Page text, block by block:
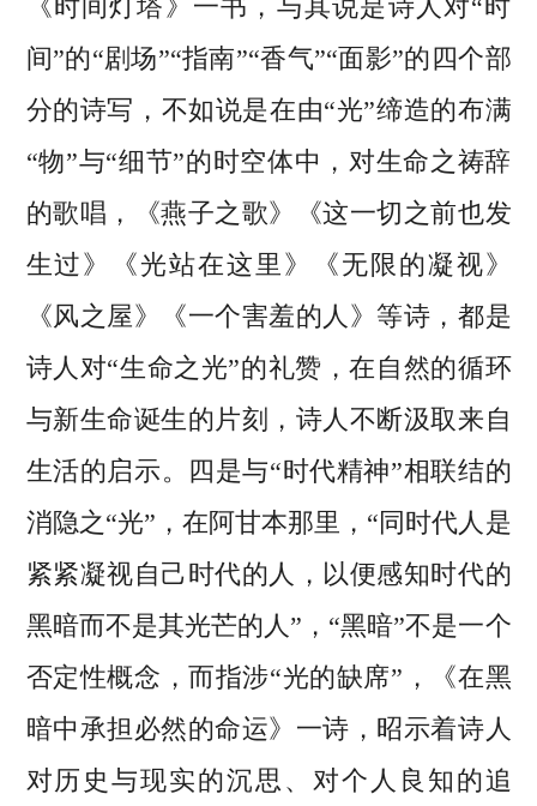
《时间灯塔》一书，与其说是诗人对“时
间”的“剧场”“指南”“香气”“面影”的四个部
分的诗写，不如说是在由“光”缔造的布满
“物”与“细节”的时空体中，对生命之祷辞
的歌唱，《燕子之歌》《这一切之前也发
生过》《光站在这里》《无限的凝视》
《风之屋》《一个害羞的人》等诗，都是
诗人对“生命之光”的礼赞，在自然的循环
与新生命诞生的片刻，诗人不断汲取来自
生活的启示。四是与“时代精神”相联结的
消隐之“光”，在阿甘本那里，“同时代人是
紧紧凝视自己时代的人，以便感知时代的
黑暗而不是其光芒的人”，“黑暗”不是一个
否定性概念，而指涉“光的缺席”，《在黑
暗中承担必然的命运》一诗，昭示着诗人
对历史与现实的沉思、对个人良知的追